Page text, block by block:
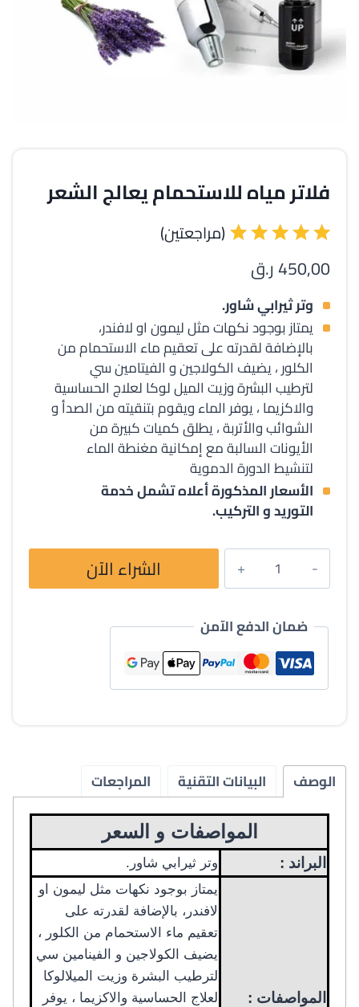
فلاتر مياه للاستحمام يعالج الشعر
تم التقييم
بـ5.00من
5 بناءً على
تقييم عميل
واحد
(مراجعتين)
450,00ر.ق
وتر ثيرابي شاور.
يمتاز بوجود نكهات مثل ليمون او لافندر،
بالإضافة لقدرته على تعقيم ماء الاستحمام من
الكلور ، يضيف الكولاجين و الفيتامين سي
لترطيب البشرة وزيت الميل لوكا لعلاج الحساسية
والاكزيما ، يوفر الماء ويقوم بتنقيته من الصدأ و
الشوائب والأتربة ، يطلق كميات كبيرة من
الأيونات السالبة مع إمكانية مغنطة الماء
لتنشيط الدورة الدموية
الأسعار المذكورة أعلاه تشمل خدمة
التوريد و التركيب.
كمية
فلاتر
للاستحمام
يعالج
الشعر
الشراء الآن
ضمان الدفع الآمن
الوصف البيانات التقنية المراجعات
المواصفات و السعر
البراند : وتر ثيرابي شاور.
المواصفات :
يمتاز بوجود نكهات مثل ليمون او
لافندر، بالإضافة لقدرته على
تعقيم ماء الاستحمام من الكلور ،
يضيف الكولاجين و الفينامين سي
لترطيب البشرة وزيت الميلالوكا
لعلاج الحساسية والاكزيما ، يوفر